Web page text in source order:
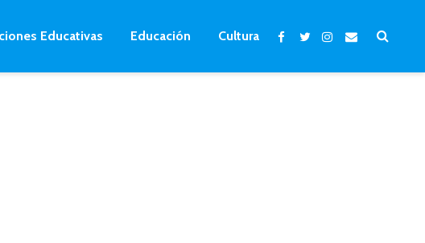
Educativas Educación Cultura